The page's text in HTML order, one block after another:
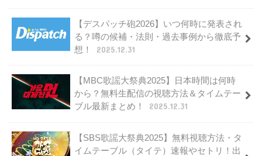
【デスパッチ砲2026】いつ何時に発表され
る？噂の候補・法則・過去事例から徹底予
想！
2025.12.31
【MBC歌謡大祭典2025】日本時間は何時
から？無料生配信の視聴方法＆タイムテー
ブル最新まとめ！
2025.12.31
【SBS歌謡大祭典2025】無料視聴方法・タ
イムテーブル（タイテ）速報やセトリ！出